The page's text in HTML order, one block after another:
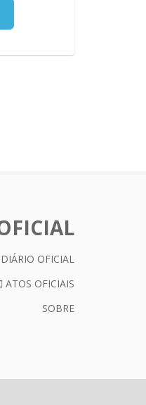
DIÁRIO OFICIAL
ATOS OFICIAIS
SOBRE